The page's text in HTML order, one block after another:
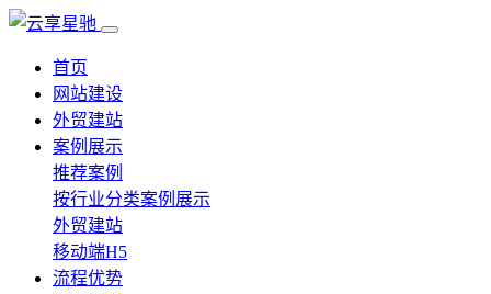
首页
网站建设
外贸建站
案例展示
推荐案例
按行业分类案例展示
外贸建站
移动端H5
流程优势